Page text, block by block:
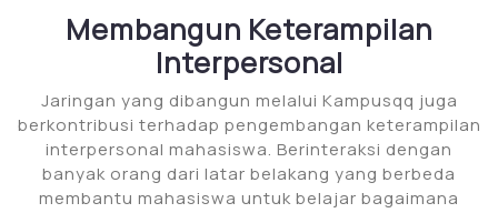
Membangun Keterampilan
Interpersonal
Jaringan yang dibangun melalui Kampusqq juga
berkontribusi terhadap pengembangan keterampilan
interpersonal mahasiswa. Berinteraksi dengan
banyak orang dari latar belakang yang berbeda
membantu mahasiswa untuk belajar bagaimana